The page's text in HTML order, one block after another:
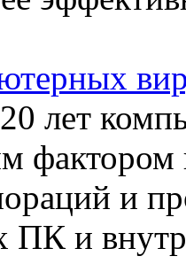
лет
фактором
и
и